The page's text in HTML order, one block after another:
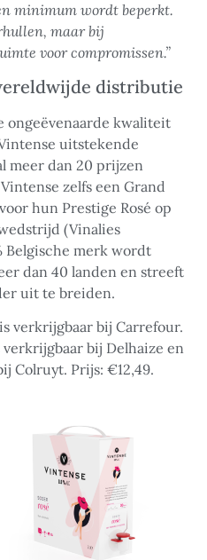
minimum wordt beperkt.
maar bij
voor compromissen.”
distributie
ongeëvenaarde kwaliteit
uitstekende
meer dan 20 prijzen
zelfs een Grand
hun Prestige Rosé op
(Vinalies
Belgische merk wordt
dan 40 landen en streeft
uit te breiden.
verkrijgbaar bij Carrefour.
verkrijgbaar bij Delhaize en
Colruyt. Prijs: €12,49.